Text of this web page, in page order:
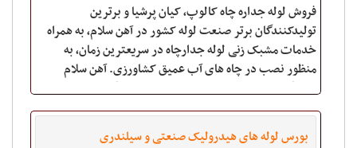
فروش لوله جداره چاه کالوپ، کیان پرشیا و برترین
تولیدکنندگان برتر صنعت لوله کشور در آهن سلام، به همراه
خدمات مشبک زنی لوله جدارچاه در سریعترین زمان، به
منظور نصب در چاه های آب عمیق کشاورزی. آهن سلام
فروشگاه تخصصی لوله جدارچاه با مشاوره رایگان در زمین
بورس لوله های هیدرولیک صنعتی و سیلندری